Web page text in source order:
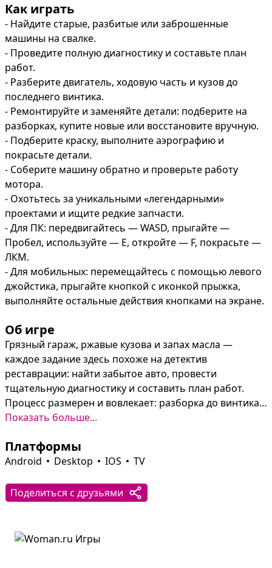
Как играть
- Найдите старые, разбитые или заброшенные
машины на свалке.
- Проведите полную диагностику и составьте план
работ.
- Разберите двигатель, ходовую часть и кузов до
последнего винтика.
- Ремонтируйте и заменяйте детали: подберите на
разборках, купите новые или восстановите вручную.
- Подберите краску, выполните аэрографию и
покрасьте детали.
- Соберите машину обратно и проверьте работу
мотора.
- Охотьтесь за уникальными «легендарными»
проектами и ищите редкие запчасти.
- Для ПК: передвигайтесь — WASD, прыгайте —
Пробел, используйте — E, откройте — F, покрасьте —
ЛКМ.
- Для мобильных: перемещайтесь с помощью левого
джойстика, прыгайте кнопкой с иконкой прыжка,
выполняйте остальные действия кнопками на экране.
Об игре
Грязный гараж, ржавые кузова и запах масла —
каждое задание здесь похоже на детектив
реставрации: найти забытое авто, провести
тщательную диагностику и составить план работ.
Процесс размерен и вовлекает: разборка до винтика,
ручной ремонт деталей, подбор краски и
творчество.
Реализм на первом месте: двигатель, ходовая и кузов
найти на разборках, купить новые или восстановить
вручную. Система «легендарных» проектов
наградой становится не трофей, а рык ожившего V8 и
идеально доведённый шедевр техники.
Показать больше...
Платформы
Android Desktop IOS TV
Поделиться с друзьями